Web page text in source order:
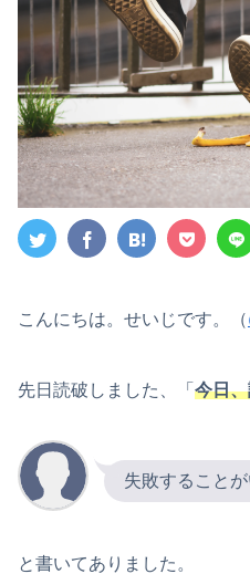
こんにちは。せいじです。（
先日読破しました、「 今日
失敗すること
と書いてありました。